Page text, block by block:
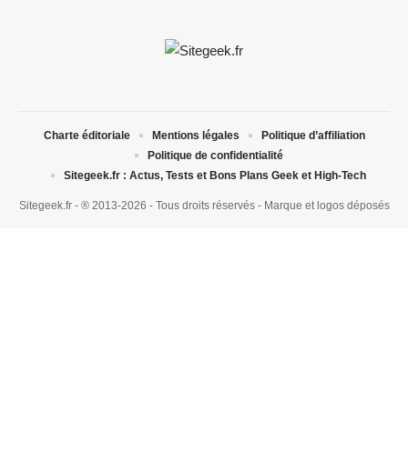
Sitegeek.fr - ® 2013-2026 - Tous droits réservés - Marque et logos déposés
Charte éditoriale Mentions légales
Politique d’affiliation
Politique de confidentialité
Sitegeek.fr : Actus, Tests et Bons Plans Geek et High-Tech